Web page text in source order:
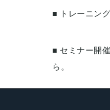
■ トレーニン
■ セミナー開
ら。